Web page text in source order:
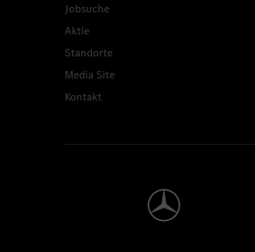
Jobsuche
Aktie
Standorte
Media Site
Kontakt